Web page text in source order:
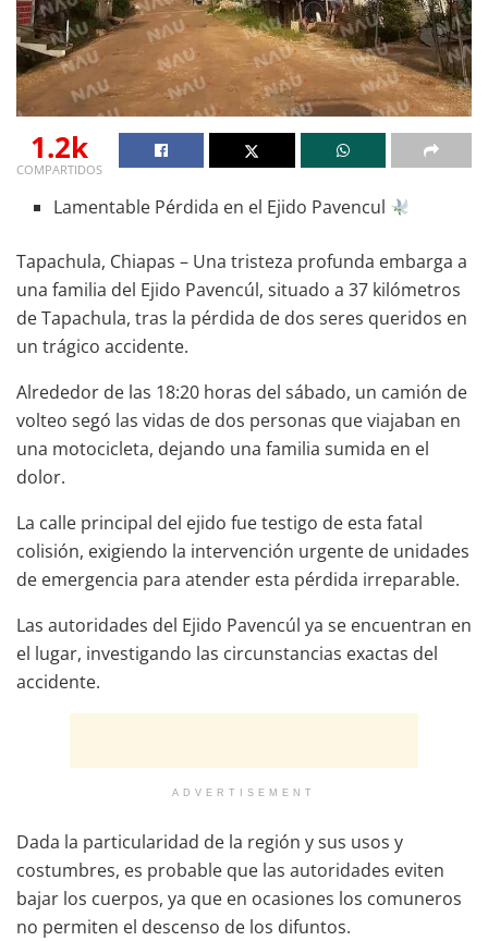
1.2k
COMPARTIDOS
Lamentable Pérdida en el Ejido Pavencul
Tapachula, Chiapas – Una tristeza profunda embarga a
una familia del Ejido Pavencúl, situado a 37 kilómetros
de Tapachula, tras la pérdida de dos seres queridos en
un trágico accidente.
Alrededor de las 18:20 horas del sábado, un camión de
volteo segó las vidas de dos personas que viajaban en
una motocicleta, dejando una familia sumida en el
dolor.
La calle principal del ejido fue testigo de esta fatal
colisión, exigiendo la intervención urgente de unidades
de emergencia para atender esta pérdida irreparable.
Las autoridades del Ejido Pavencúl ya se encuentran en
el lugar, investigando las circunstancias exactas del
accidente.
ADVERTISEMENT
Dada la particularidad de la región y sus usos y
costumbres, es probable que las autoridades eviten
bajar los cuerpos, ya que en ocasiones los comuneros
no permiten el descenso de los difuntos.